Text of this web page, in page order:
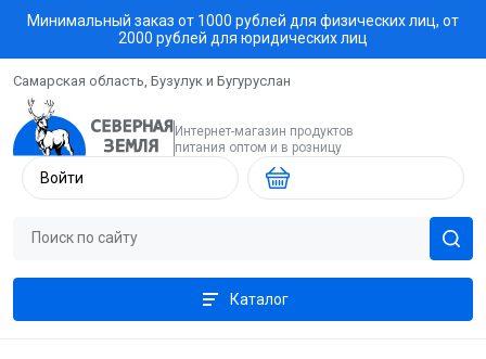
Минимальный заказ от 1000 рублей для физических лиц, от
2000 рублей для юридических лиц
Самарская область, Бузулук и Бугуруслан
Интернет-магазин продуктов
питания оптом и в розницу
Войти
Каталог